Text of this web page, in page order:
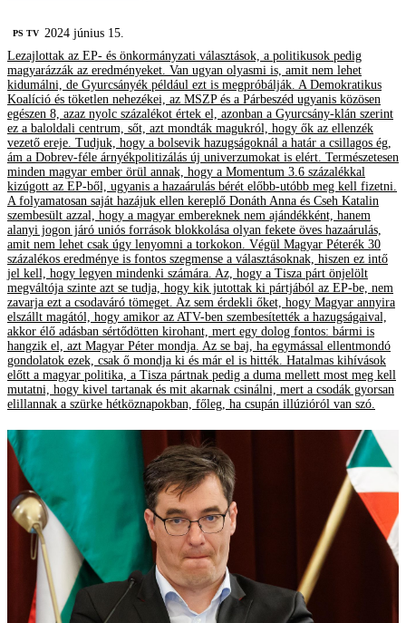
PS TV
2024 június 15.
Lezajlottak az EP- és önkormányzati választások, a politikusok pedig
magyarázzák az eredményeket. Van ugyan olyasmi is, amit nem lehet
kidumálni, de Gyurcsányék például ezt is megpróbálják. A Demokratikus
Koalíció és töketlen nehezékei, az MSZP és a Párbeszéd ugyanis közösen
egészen 8, azaz nyolc százalékot értek el, azonban a Gyurcsány-klán szerint
ez a baloldali centrum, sőt, azt mondták magukról, hogy ők az ellenzék
vezető ereje. Tudjuk, hogy a bolsevik hazugságoknál a határ a csillagos ég,
ám a Dobrev-féle árnyékpolitizálás új univerzumokat is elért. Természetesen
minden magyar ember örül annak, hogy a Momentum 3.6 százalékkal
kizúgott az EP-ből, ugyanis a hazaárulás bérét előbb-utóbb meg kell fizetni.
A folyamatosan saját hazájuk ellen kereplő Donáth Anna és Cseh Katalin
szembesült azzal, hogy a magyar embereknek nem ajándékként, hanem
alanyi jogon járó uniós források blokkolása olyan fekete öves hazaárulás,
amit nem lehet csak úgy lenyomni a torkokon. Végül Magyar Péterék 30
százalékos eredménye is fontos szegmense a választásoknak, hiszen ez intő
jel kell, hogy legyen mindenki számára. Az, hogy a Tisza párt önjelölt
megváltója szinte azt se tudja, hogy kik jutottak ki pártjából az EP-be, nem
zavarja ezt a csodaváró tömeget. Az sem érdekli őket, hogy Magyar annyira
elszállt magától, hogy amikor az ATV-ben szembesítették a hazugságaival,
akkor élő adásban sértődötten kirohant, mert egy dolog fontos: bármi is
hangzik el, azt Magyar Péter mondja. Az se baj, ha egymással ellentmondó
gondolatok ezek, csak ő mondja ki és már el is hitték. Hatalmas kihívások
előtt a magyar politika, a Tisza pártnak pedig a duma mellett most meg kell
mutatni, hogy kivel tartanak és mit akarnak csinálni, mert a csodák gyorsan
elillannak a szürke hétköznapokban, főleg, ha csupán illúzióról van szó.